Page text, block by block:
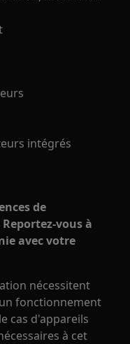
intégrés
de
vous à
avec votre
nécessitent
fonctionnement
cas d'appareils
à cet